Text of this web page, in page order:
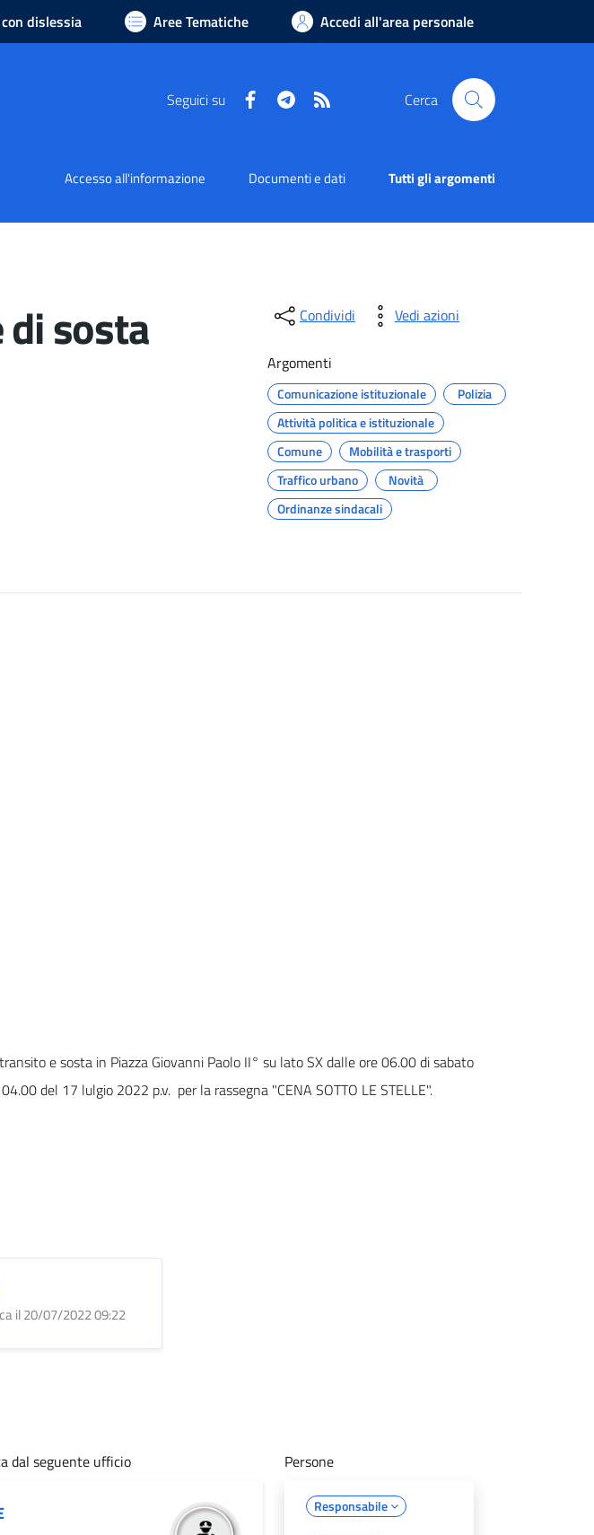
dislessia Aree Tematiche Accedi all'area personale
Seguici su FacebookTelegram Cerca
Accesso all'informazione Documenti e dati Tutti gli argomenti
sosta Condividi Vedi azioni
Argomenti
Comunicazione istituzionale
Polizia
Attività politica e istituzionale
Comune
Mobilità e trasporti
Traffico urbano
Novità
Ordinanze sindacali
e sosta in Piazza Giovanni Paolo II° su lato SX dalle ore 06.00 di sabato
del 17 lulgio 2022 p.v. per la rassegna "CENA SOTTO LE STELLE".
il 20/07/2022 09:22
dal seguente ufficio Persone
Responsabile